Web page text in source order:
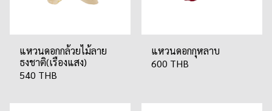
แหวนดอกกล้วยไม้ลาย
ธงชาติ(เรืองแสง)
540 THB
แหวนดอกกุหลาบ
600 THB